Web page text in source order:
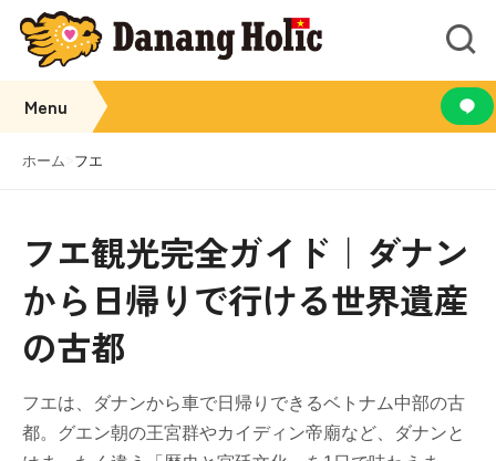
Menu
ホーム フエ
フエ観光完全ガイド｜ダナン
から日帰りで行ける世界遺産
の古都
フエは、ダナンから車で日帰りできるベトナム中部の古
都。グエン朝の王宮群やカイディン帝廟など、ダナンと